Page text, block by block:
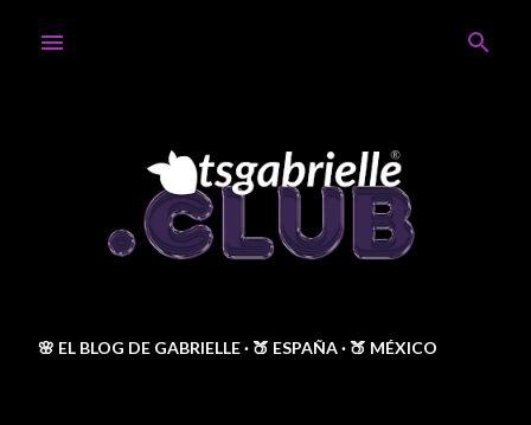
🌸 EL BLOG DE GABRIELLE 🍑 ESPAÑA 🍑 MÉXICO